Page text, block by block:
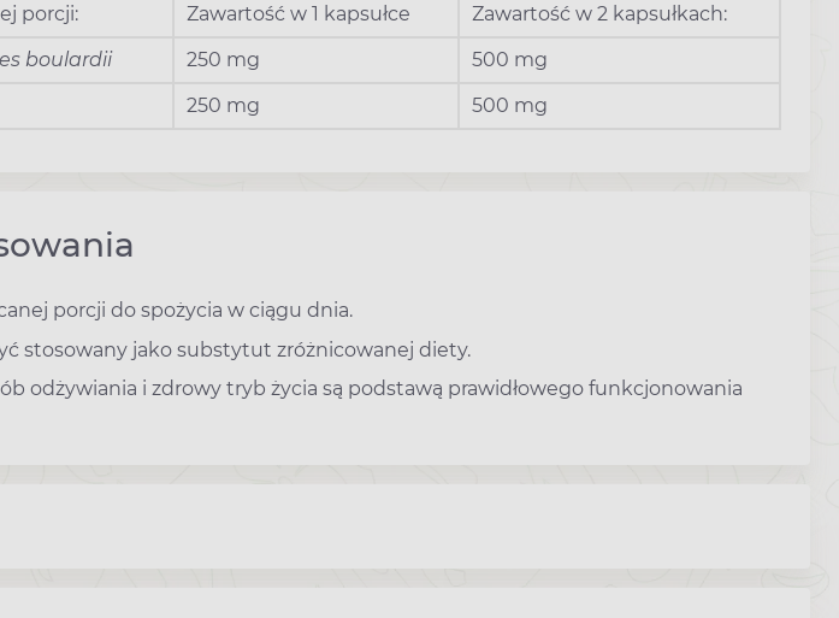
porcji: Zawartość w 1 kapsułce
Zawartość w 2 kapsułkach:
boulardii 250 mg
500 mg
250 mg 500 mg
porcji do spożycia w ciągu dnia.
stosowany jako substytut zróżnicowanej diety.
odżywiania i zdrowy tryb życia są podstawą prawidłowego funkcjonowania